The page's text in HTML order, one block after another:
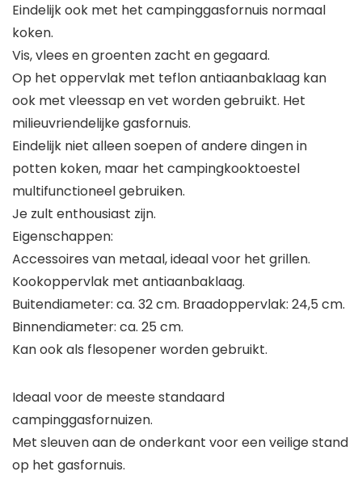
Eindelijk ook met het campinggasfornuis normaal
koken.
Vis, vlees en groenten zacht en gegaard.
Op het oppervlak met teflon antiaanbaklaag kan
ook met vleessap en vet worden gebruikt. Het
milieuvriendelijke gasfornuis.
Eindelijk niet alleen soepen of andere dingen in
potten koken, maar het campingkooktoestel
multifunctioneel gebruiken.
Je zult enthousiast zijn.
Eigenschappen:
Accessoires van metaal, ideaal voor het grillen.
Kookoppervlak met antiaanbaklaag.
Buitendiameter: ca. 32 cm. Braadoppervlak: 24,5 cm.
Binnendiameter: ca. 25 cm.
Kan ook als flesopener worden gebruikt.
Ideaal voor de meeste standaard
campinggasfornuizen.
Met sleuven aan de onderkant voor een veilige stand
op het gasfornuis.